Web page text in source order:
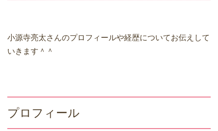
小源寺亮太さんのプロフィールや経歴についてお伝えして
いきます＾＾
プロフィール